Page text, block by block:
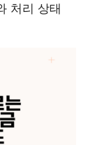
처리 상태